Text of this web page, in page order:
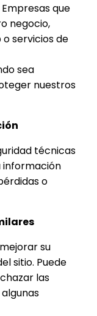
Empresas que
negocio,
servicios de
sea
nuestros
técnicas
información
o
su
sitio. Puede
las